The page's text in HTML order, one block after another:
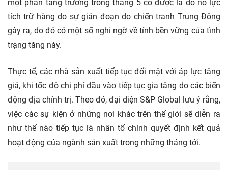
một phần tăng trưởng trong tháng 5 có được là do nỗ lực
tích trữ hàng do sự gián đoạn do chiến tranh Trung Đông
gây ra, do đó có một số nghi ngờ về tính bền vững của tình
trạng tăng này.
Thực tế, các nhà sản xuất tiếp tục đối mặt với áp lực tăng
giá, khi tốc độ chi phí đầu vào tiếp tục gia tăng do các biến
động địa chính trị. Theo đó, đại diện S&P Global lưu ý rằng,
việc các sự kiện ở những nơi khác trên thế giới sẽ diễn ra
như thế nào tiếp tục là nhân tố chính quyết định kết quả
hoạt động của ngành sản xuất trong những tháng tới.